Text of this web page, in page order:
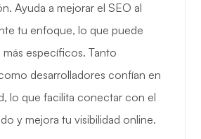
Ayuda a mejorar el SEO al
tu enfoque, lo que puede
más específicos. Tanto
desarrolladores confían en
lo que facilita conectar con el
y mejora tu visibilidad online.